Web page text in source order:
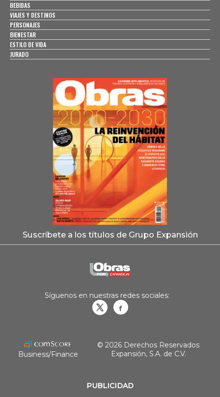
BEBIDAS
VIAJES Y DESTINOS
PERSONAJES
BIENESTAR
ESTILO DE VIDA
JURADO
Suscríbete a los títulos de Grupo Expansión
PUBLICIDAD
Síguenos en nuestras redes sociales:
Business/Finance
© 2026 Derechos Reservados
Expansión, S.A. de C.V.